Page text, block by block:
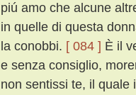
piú amo che alcune
in quelle di questa
la conobbi. [ 084 ] È il
e senza consiglio,
non sentissi te, il quale